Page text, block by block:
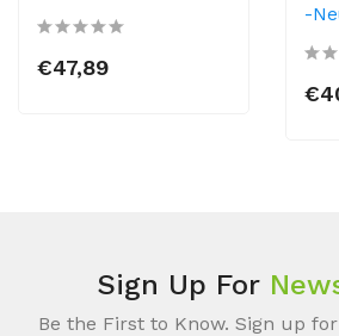
€47,89
-
Sign Up For
Be the First to Know. Sign up